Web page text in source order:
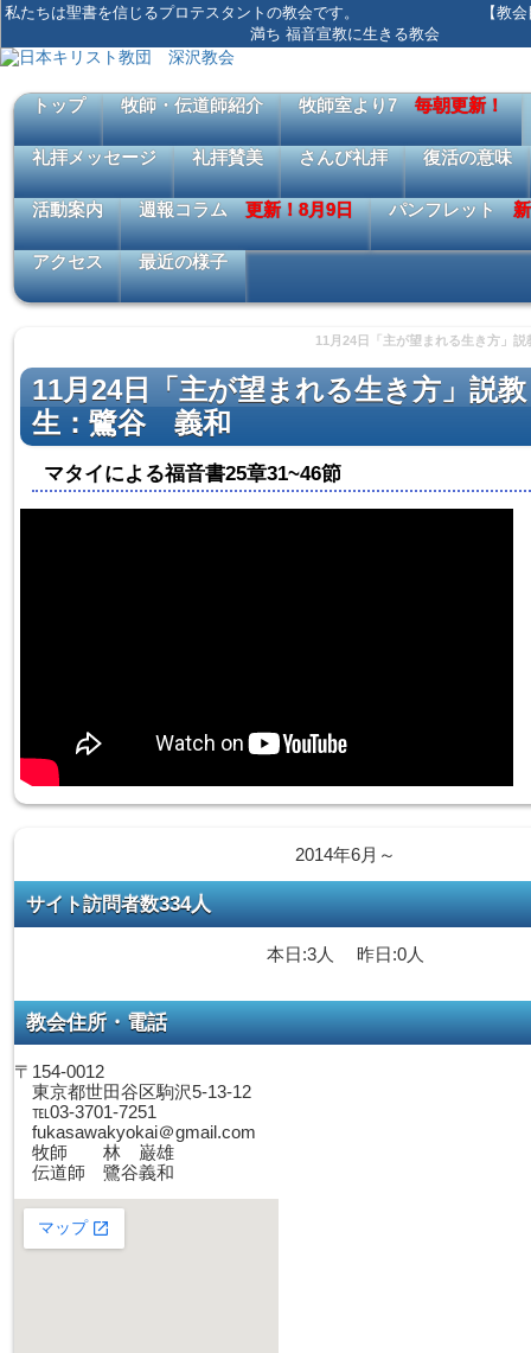
私たちは聖書を信じるプロテスタントの教会です。 【教会目
満ち 福音宣教に生きる教会
トップ 牧師・伝道師紹介 牧師室より7毎朝更新！
礼拝メッセージ 礼拝賛美 さんび礼拝 復活の意味
活動案内 週報コラム更新！8月9日 パンフレット
アクセス 最近の様子
11月24日「主が望まれる生き方」
11月24日「主が望まれる生き方」説
生：鷺谷 義和
マタイによる福音書25章31~46節
2014年6月～
サイト訪問者数334人
本日:3人 昨日:0人
教会住所・電話
〒154-0012
東京都世田谷区駒沢5-13-12
℡03-3701-7251
fukasawakyokai＠gmail.com
牧師 林 巌雄
伝道師 鷺谷義和